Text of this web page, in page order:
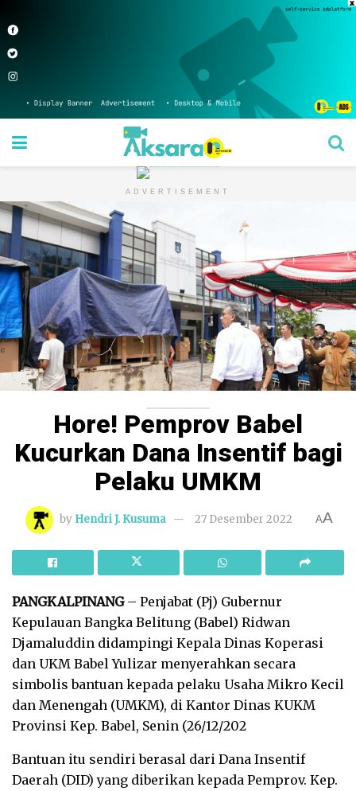
ADVERTISEMENT
Hore! Pemprov Babel
Kucurkan Dana Insentif bagi
Pelaku UMKM
by Hendri J. Kusuma 27 Desember 2022 AA
PANGKALPINANG– Penjabat (Pj) Gubernur
Kepulauan Bangka Belitung (Babel) Ridwan
Djamaluddin didampingi Kepala Dinas Koperasi
dan UKM Babel Yulizar menyerahkan secara
simbolis bantuan kepada pelaku Usaha Mikro Kecil
dan Menengah (UMKM), di Kantor Dinas KUKM
Provinsi Kep. Babel, Senin (26/12/202
Bantuan itu sendiri berasal dari Dana Insentif
Daerah (DID) yang diberikan kepada Pemprov. Kep.